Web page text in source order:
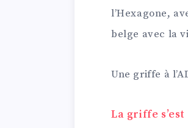
l’Hexagone,
belge avec la
Une griffe à
La griffe